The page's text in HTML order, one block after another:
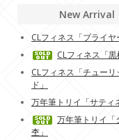
New Arrival
CLフィネス「ブライヤ
CLフィネス「黒
CLフィネス「チューリ
ド」
万年筆トリイ「サティ
万年筆トリイ「
杢」